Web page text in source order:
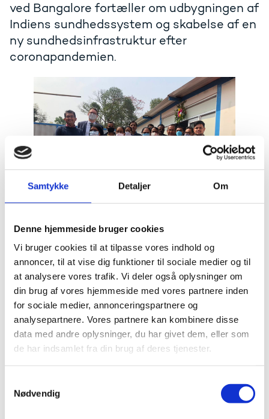
Samtykke Detaljer Om
Denne hjemmeside bruger cookies
Vi bruger cookies til at tilpasse vores indhold og
annoncer, til at vise dig funktioner til sociale medier og til
at analysere vores trafik. Vi deler også oplysninger om
din brug af vores hjemmeside med vores partnere inden
for sociale medier, annonceringspartnere og
analysepartnere. Vores partnere kan kombinere disse
data med andre oplysninger, du har givet dem, eller som
de har indsamlet fra din brug af deres tjenester.
Nødvendig
ved Bangalore fortæller om udbygningen af
Indiens sundhedssystem og skabelse af en
ny sundhedsinfrastruktur efter
coronapandemien.
Indvielse containerbaseret
hospitalstilbygning, Nagaon, Assam
Under coronapandemien nåede mange indiske stater
deres maksimale kapacitet, og mange Covid-patienter
var overladt til selv at skulle sørge for behandling. I den
forbindelse fik Innovation Centre Denmark (ICDK) i
Bangalore mulighed for at samarbejde med kolleger
fra både det danske og indiske innovationssystem om
at skabe en model for privat-offentligt samarbejde om
Blogindlægget er skrevet af tidligere forsknings- og
innovationsattaché Jakob Williams Ørberg.